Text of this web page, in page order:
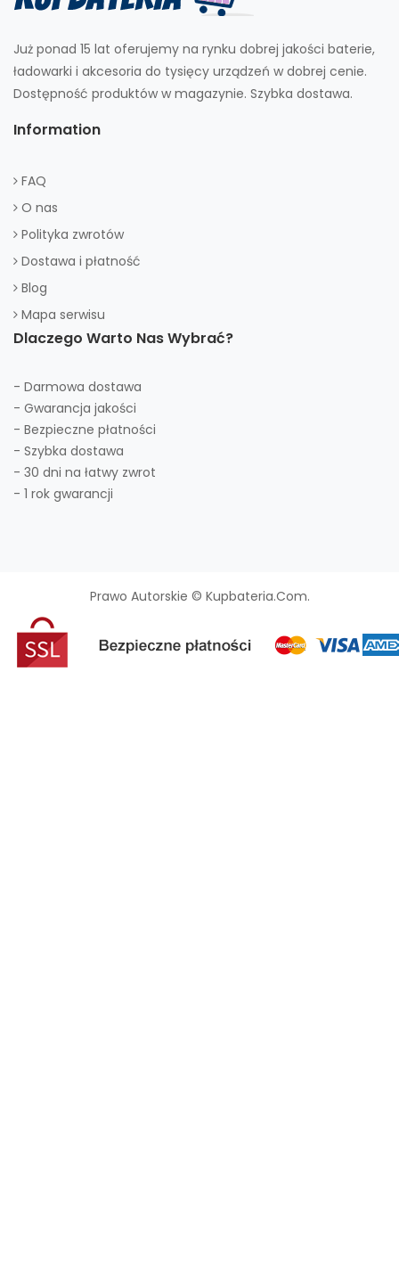
Już ponad 15 lat oferujemy na rynku dobrej jakości baterie,
ładowarki i akcesoria do tysięcy urządzeń w dobrej cenie.
Dostępność produktów w magazynie. Szybka dostawa.
Information
FAQ
O nas
Polityka zwrotów
Dostawa i płatność
Blog
Mapa serwisu
Dlaczego Warto Nas Wybrać?
- Darmowa dostawa
- Gwarancja jakości
- Bezpieczne płatności
- Szybka dostawa
- 30 dni na łatwy zwrot
- 1 rok gwarancji
Prawo Autorskie © Kupbateria.com.